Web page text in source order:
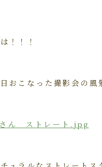
！！！
おこなった撮影会の